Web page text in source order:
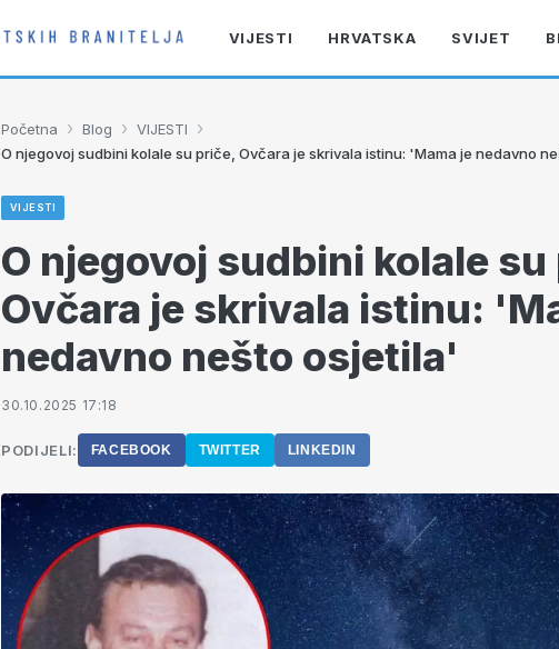
VIJESTI HRVATSKA SVIJET
Početna › Blog › VIJESTI ›
O njegovoj sudbini kolale su priče, Ovčara je skrivala istinu: 'Mama je nedavno
VIJESTI
O njegovoj sudbini kolale
Ovčara je skrivala istinu:
nedavno nešto osjetila'
30.10.2025 17:18
PODIJELI: FACEBOOK TWITTER LINKEDIN